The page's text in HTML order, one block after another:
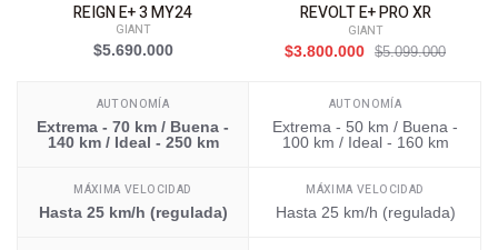
REIGN E+ 3 MY24
GIANT
$5.690.000
AUTONOMÍA
Extrema - 70 km / Buena -
140 km / Ideal - 250 km
MÁXIMA VELOCIDAD
Hasta 25 km/h (regulada)
REVOLT E+ PRO XR
GIANT
$3.800.000
$5.099.000
AUTONOMÍA
Extrema - 50 km / Buena -
100 km / Ideal - 160 km
MÁXIMA VELOCIDAD
Hasta 25 km/h (regulada)